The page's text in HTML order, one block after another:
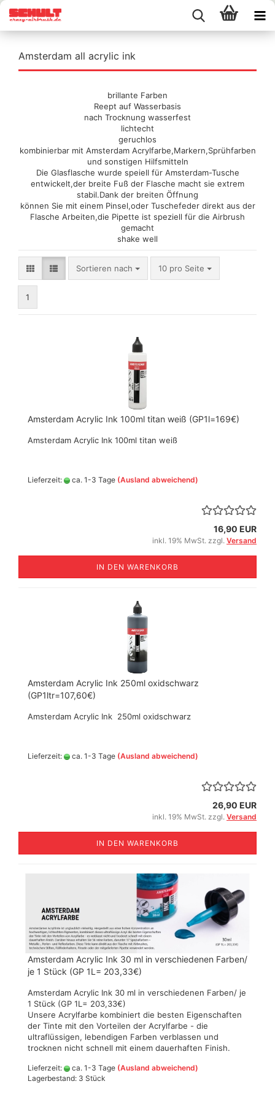
Amsterdam all acrylic ink
brillante Farben
Reept auf Wasserbasis
nach Trocknung wasserfest
lichtecht
geruchlos
kombinierbar mit Amsterdam Acrylfarbe,Markern,Sprühfarben
und sonstigen Hilfsmitteln
Die Glasflasche wurde speiell für Amsterdam-Tusche
entwickelt,der breite Fuß der Flasche macht sie extrem
stabil.Dank der breiten Öffnung
können Sie mit einem Pinsel,oder Tuschefeder direkt aus der
Flasche Arbeiten,die Pipette ist speziell für die Airbrush
gemacht
shake well
Sortieren nach
Sortieren nach 10 pro Seite
pro Seite
1
Amsterdam Acrylic Ink 100ml titan weiß (GP1l=169€)
Amsterdam Acrylic Ink 100ml titan weiß
Lieferzeit: ca. 1-3 Tage (Ausland abweichend)
16,90 EUR
inkl. 19% MwSt. zzgl. Versand
IN DEN WARENKORB
Amsterdam Acrylic Ink 250ml oxidschwarz
(GP1ltr=107,60€)
Amsterdam Acrylic Ink 250ml oxidschwarz
Lieferzeit: ca. 1-3 Tage (Ausland abweichend)
26,90 EUR
inkl. 19% MwSt. zzgl. Versand
IN DEN WARENKORB
Amsterdam Acrylic Ink 30 ml in verschiedenen Farben/
je 1 Stück (GP 1L= 203,33€)
Amsterdam Acrylic Ink 30 ml in verschiedenen Farben/ je
1 Stück (GP 1L= 203,33€)
Unsere Acrylfarbe kombiniert die besten Eigenschaften
der Tinte mit den Vorteilen der Acrylfarbe - die
ultraflüssigen, lebendigen Farben verblassen und
trocknen nicht schnell mit einem dauerhaften Finish.
Lieferzeit: ca. 1-3 Tage (Ausland abweichend)
Lagerbestand: 3 Stück